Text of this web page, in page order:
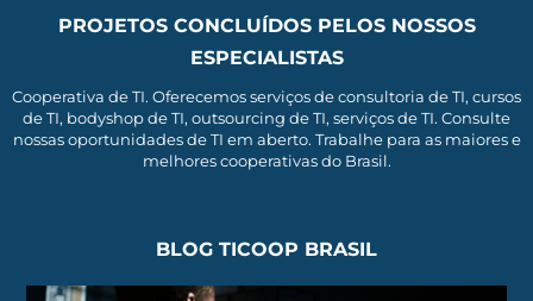
PROJETOS CONCLUÍDOS PELOS NOSSOS
ESPECIALISTAS
Cooperativa de TI. Oferecemos serviços de consultoria de TI, cursos
de TI, bodyshop de TI, outsourcing de TI, serviços de TI. Consulte
nossas oportunidades de TI em aberto. Trabalhe para as maiores e
melhores cooperativas do Brasil.
BLOG TICOOP BRASIL